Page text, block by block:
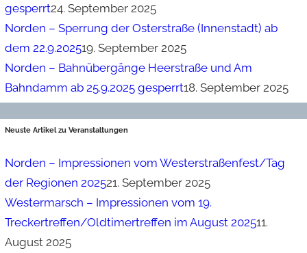
gesperrt24. September 2025
Norden – Sperrung der Osterstraße (Innenstadt) ab
dem 22.9.202519. September 2025
Norden – Bahnübergänge Heerstraße und Am
Bahndamm ab 25.9.2025 gesperrt18. September 2025
Neuste Artikel zu Veranstaltungen
Norden – Impressionen vom Westerstraßenfest/Tag
der Regionen 202521. September 2025
Westermarsch – Impressionen vom 19.
Treckertreffen/Oldtimertreffen im August 202511.
August 2025